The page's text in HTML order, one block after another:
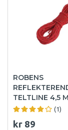
ROBENS
TELTLINE 4,5
(1)
kr 89